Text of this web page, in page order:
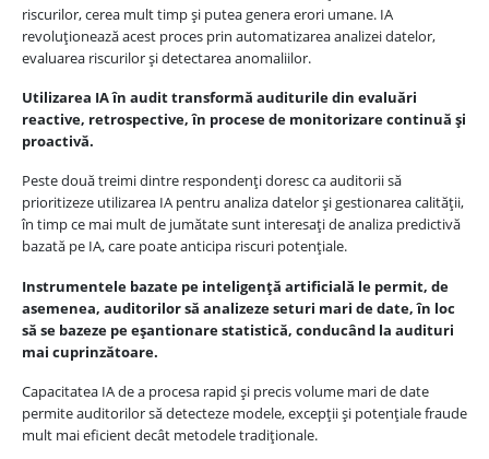
riscurilor, cerea mult timp și putea genera erori umane. IA
revoluționează acest proces prin automatizarea analizei datelor,
evaluarea riscurilor și detectarea anomaliilor.
Utilizarea IA în audit transformă auditurile din evaluări
reactive, retrospective, în procese de monitorizare continuă și
proactivă.
Peste două treimi dintre respondenți doresc ca auditorii să
prioritizeze utilizarea IA pentru analiza datelor și gestionarea calității,
în timp ce mai mult de jumătate sunt interesați de analiza predictivă
bazată pe IA, care poate anticipa riscuri potențiale.
Instrumentele bazate pe inteligență artificială le permit, de
asemenea, auditorilor să analizeze seturi mari de date, în loc
să se bazeze pe eșantionare statistică, conducând la audituri
mai cuprinzătoare.
Capacitatea IA de a procesa rapid și precis volume mari de date
permite auditorilor să detecteze modele, excepții și potențiale fraude
mult mai eficient decât metodele tradiționale.